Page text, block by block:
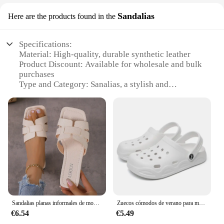
Here are the products found in the Sandalias
Specifications:
Material: High-quality, durable synthetic leather
Product Discount: Available for wholesale and bulk
purchases
Type and Category: Sanalias, a stylish and
Design and Style: Fashionable with a modern twist
Usage and Purpose: Ideal for casual outings, beach
trips, or summer events
Performance and Property: Lightweight, breathable,
and easy to clean
Features:
|Wholesale|
**Unmatched Comfort and Style**
The sanalias Sandalias are not just another pair of
sandals; they are a testament to comfort and style.
€6.54
Zuecos cómodos de verano para mujer, sandalias de playa antideslizantes ligeras, zapatos de jardín impermeables de EVA blancos a la moda para mujer
€5.49